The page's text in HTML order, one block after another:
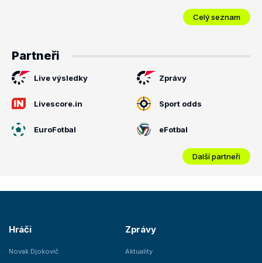
Celý seznam
Partneři
Live výsledky Zprávy
Livescore.in Sport odds
EuroFotbal eFotbal
Další partneři
Hráči
Novak Djokovič
Zprávy
Aktuality